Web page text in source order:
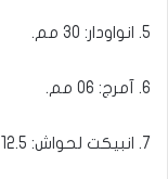
5. انواودار: 30 مم.
6. آمرج: 06 مم.
7. انبيكت لحواش: 12.5 مم.